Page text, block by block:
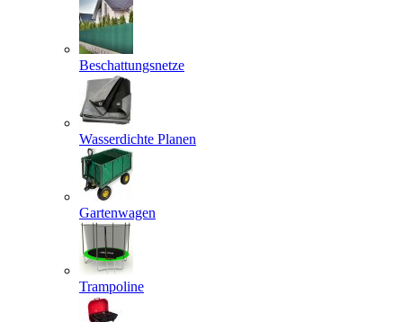
Beschattungsnetze
Wasserdichte Planen
Gartenwagen
Trampoline